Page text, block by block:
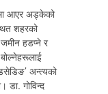
आएर अड्केको
शहरको
हडप्ने र
अन्त्यको
डा. गोविन्द